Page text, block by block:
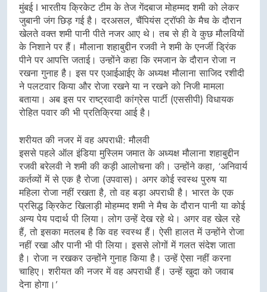
मुंबई I भारतीय क्रिकेट टीम के तेज गेंदबाज मोहम्मद शमी को लेकर
जुबानी जंग छिड़ गई है। दरअसल, चैंपियंस ट्रॉफी के मैच के दौरान
खेलते वक्त शमी पानी पीते नजर आए थे। तब से ही वे कुछ मौलवियों
के निशाने पर हैं। मौलाना शहाबुद्दीन रजवी ने शमी के एनर्जी ड्रिंक
पीने पर आपत्ति जताई। उन्होंने कहा कि रमजान के दौरान रोजा न
रखना गुनाह है। इस पर एआईआईए के अध्यक्ष मौलाना साजिद रशीदी
ने पलटवार किया और रोजा रखने या न रखने को निजी मामला
बताया। अब इस पर राष्ट्रवादी कांग्रेस पार्टी (एससीपी) विधायक
रोहित पवार की भी प्रतिक्रिया आई है।
शरीयत की नजर में वह अपराधी: मौलवी
इससे पहले ऑल इंडिया मुस्लिम जमात के अध्यक्ष मौलाना शहाबुद्दीन
रजवी बरेलवी ने शमी की कड़ी आलोचना की। उन्होंने कहा, ‘अनिवार्य
कर्तव्यों में से एक है रोजा (उपवास)। अगर कोई स्वस्थ पुरुष या
महिला रोजा नहीं रखता है, तो वह बड़ा अपराधी है। भारत के एक
प्रसिद्ध क्रिकेट खिलाड़ी मोहम्मद शमी ने मैच के दौरान पानी या कोई
अन्य पेय पदार्थ पी लिया। लोग उन्हें देख रहे थे। अगर वह खेल रहे
हैं, तो इसका मतलब है कि वह स्वस्थ हैं। ऐसी हालत में उन्होंने रोजा
नहीं रखा और पानी भी पी लिया। इससे लोगों में गलत संदेश जाता
है। रोजा न रखकर उन्होंने गुनाह किया है। उन्हें ऐसा नहीं करना
चाहिए। शरीयत की नजर में वह अपराधी हैं। उन्हें खुदा को जवाब
देना होगा।’